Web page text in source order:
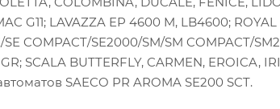
G11; LAVAZZA EP 4600 M, LB4600;
COMPACT/SE2000/SM/SM COMPACT/
SCALA BUTTERFLY, CARMEN, EROICA,
SAECO PR AROMA SE200 SCT.